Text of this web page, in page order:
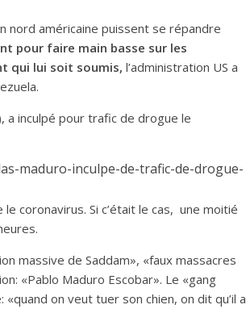
américaine puissent se répandre
pour faire main basse sur les
qui lui soit soumis, l’administration US a
a inculpé pour trafic de drogue le
maduro-inculpe-de-trafic-de-drogue-
coronavirus. Si c’était le cas, une moitié
massive de Saddam», «faux massacres
«Pablo Maduro Escobar». Le «gang
on veut tuer son chien, on dit qu’il a